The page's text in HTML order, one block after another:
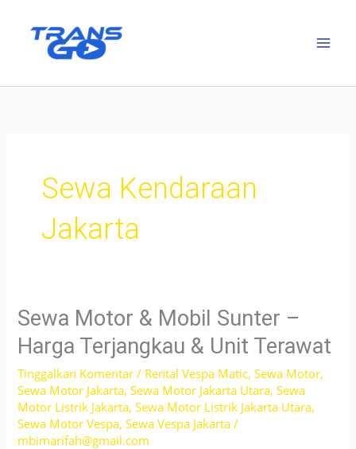
Sewa Kendaraan
Jakarta
Sewa Motor & Mobil Sunter –
Harga Terjangkau & Unit Terawat
Tinggalkan Komentar / Rental Vespa Matic,Sewa Motor,
Sewa Motor Jakarta,Sewa Motor Jakarta Utara,Sewa
Motor Listrik Jakarta,Sewa Motor Listrik Jakarta Utara,
Sewa Motor Vespa,Sewa Vespa Jakarta /
mbimarifah@gmail.com